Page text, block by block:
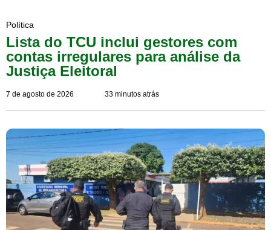
Política
Lista do TCU inclui gestores com
contas irregulares para análise da
Justiça Eleitoral
7 de agosto de 2026 33 minutos atrás